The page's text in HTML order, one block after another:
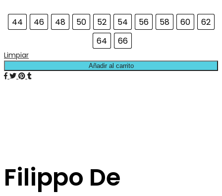
44 46 48 50 52 54 56 58 60
62
64
66
Limpiar
Añadir al carrito
Filippo De